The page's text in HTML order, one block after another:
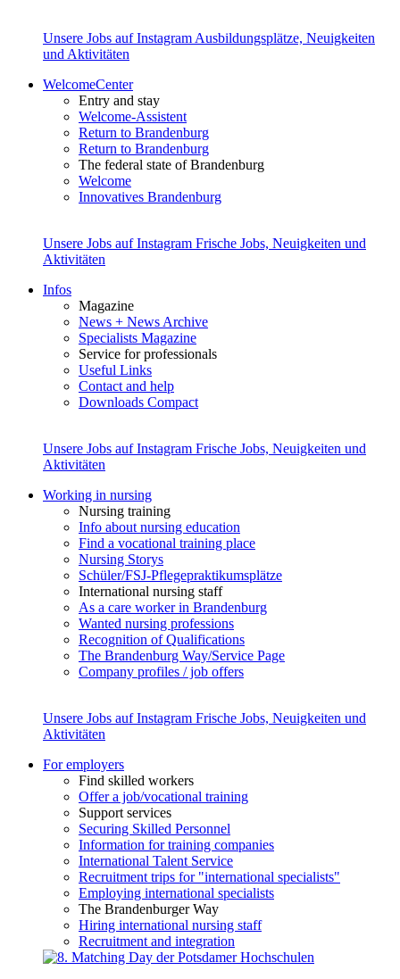
Unsere Jobs auf Instagram Ausbildungsplätze, Neuigkeiten
und Aktivitäten
WelcomeCenter
Entry and stay
Welcome-Assistent
Return to Brandenburg
Return to Brandenburg
The federal state of Brandenburg
Welcome
Innovatives Brandenburg
Unsere Jobs auf Instagram Frische Jobs, Neuigkeiten und
Aktivitäten
Infos
Magazine
News + News Archive
Specialists Magazine
Service for professionals
Useful Links
Contact and help
Downloads Compact
Unsere Jobs auf Instagram Frische Jobs, Neuigkeiten und
Aktivitäten
Working in nursing
Nursing training
Info about nursing education
Find a vocational training place
Nursing Storys
Schüler/FSJ-Pflegepraktikumsplätze
International nursing staff
As a care worker in Brandenburg
Wanted nursing professions
Recognition of Qualifications
The Brandenburg Way/Service Page
Company profiles / job offers
Unsere Jobs auf Instagram Frische Jobs, Neuigkeiten und
Aktivitäten
For employers
Find skilled workers
Offer a job/vocational training
Support services
Securing Skilled Personnel
Information for training companies
International Talent Service
Recruitment trips for "international specialists"
Employing international specialists
The Brandenburger Way
Hiring international nursing staff
Recruitment and integration